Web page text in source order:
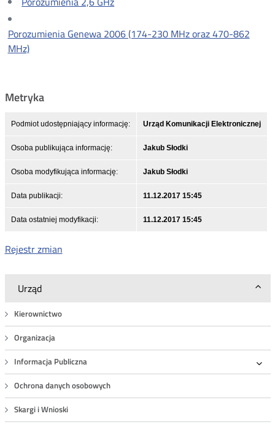
Urząd
Kierownictwo
Organizacja
Informacja Publiczna
Ochrona danych osobowych
Skargi i Wnioski
Porozumienia Genewa 2006 (174-230 MHz oraz 470-862
MHz)
Metryka
Podmiot udostępniający informację: Urząd Komunikacji Elektronicznej
Osoba publikująca informację: Jakub Słodki
Osoba modyfikująca informację: Jakub Słodki
Data publikacji: 11.12.2017 15:45
Data ostatniej modyfikacji: 11.12.2017 15:45
Rejestr zmian